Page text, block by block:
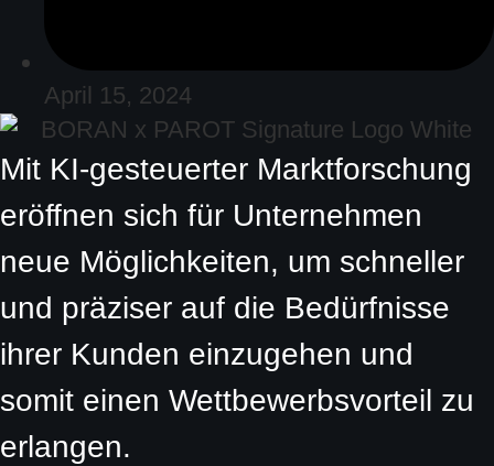
April 15, 2024
Mit KI-gesteuerter Marktforschung
eröffnen sich für Unternehmen
neue Möglichkeiten, um schneller
und präziser auf die Bedürfnisse
ihrer Kunden einzugehen und
somit einen Wettbewerbsvorteil zu
erlangen.